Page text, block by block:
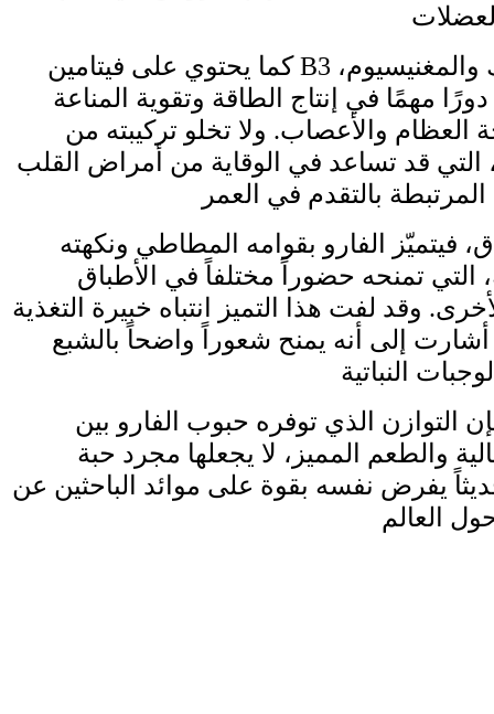
كما يحتوي على فيتامين B3 ومعادن مثل الزنك والمغنيسيوم،
مهمًا في إنتاج الطاقة وتقوية المناعة
والأعصاب. ولا تخلو تركيبته من
قد تساعد في الوقاية من أمراض القلب
فيتميّز الفارو بقوامه المطاطي ونكهته
التي تمنحه حضوراً مختلفاً في الأطباق
وقد لفت هذا التميز انتباه خبيرة التغذية
إلى أنه يمنح شعوراً واضحاً بالشبع
التوازن الذي توفره حبوب الفارو بين
والطعم المميز، لا يجعلها مجرد حبة
يفرض نفسه بقوة على موائد الباحثين عن